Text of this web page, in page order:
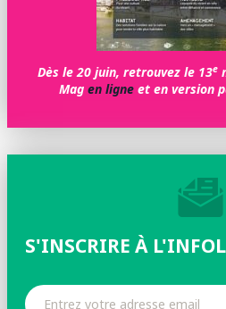
Dès le 20 juin, retrouvez le 13e
Mag en ligne et en version
S'INSCRIRE À